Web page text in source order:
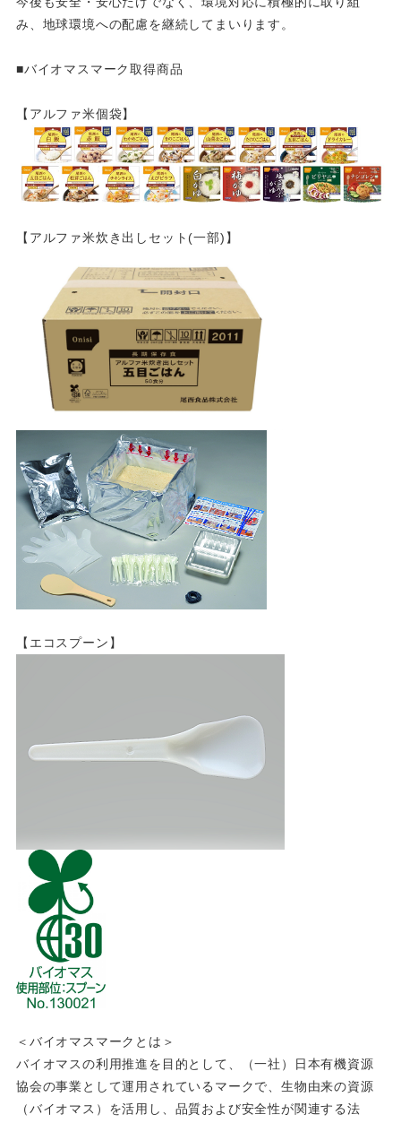
み、地球環境への配慮を継続してまいります。
■バイオマスマーク取得商品
【アルファ米個袋】
【アルファ米炊き出しセット(一部)】
【エコスプーン】
＜バイオマスマークとは＞
バイオマスの利用推進を目的として、（一社）日本有機資源
協会の事業として運用されているマークで、生物由来の資源
（バイオマス）を活用し、品質および安全性が関連する法